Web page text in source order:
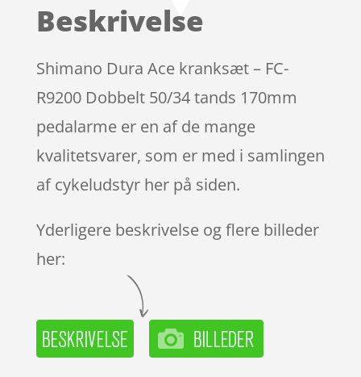
på
ømmels
er
Beskrivelse
Shimano Dura Ace kranksæt – FC-
R9200 Dobbelt 50/34 tands 170mm
pedalarme er en af de mange
kvalitetsvarer, som er med i samlingen
af cykeludstyr her på siden.
Yderligere beskrivelse og flere billeder
her: